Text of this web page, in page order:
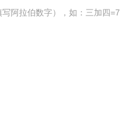
阿拉伯数字），如：三加四=7